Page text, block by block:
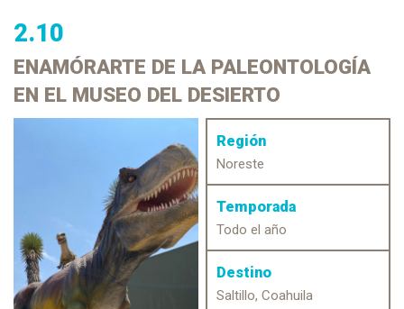
2.10
ENAMÓRARTE DE LA PALEONTOLOGÍA
EN EL MUSEO DEL DESIERTO
Región
Noreste
Temporada
Todo el año
Destino
Saltillo, Coahuila